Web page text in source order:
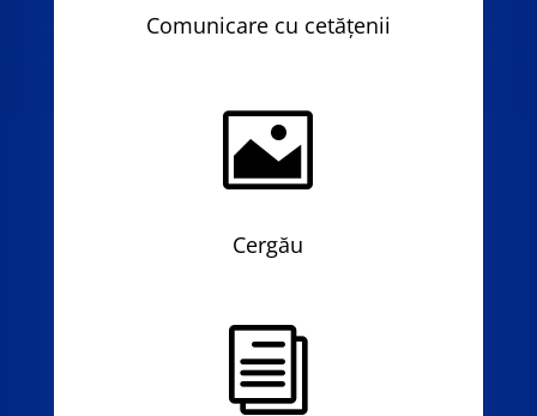
Comunicare cu cetățenii

Cergău
i